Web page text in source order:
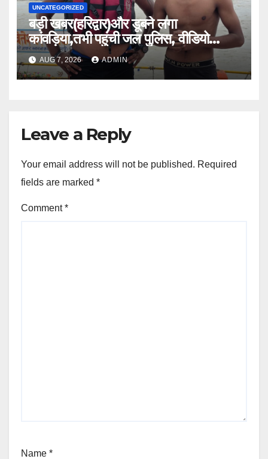
UNCATEGORIZED
बड़ी खबर(हरिद्वार)और डूबने लगा
कांवड़िया,तभी पहुंची जल पुलिस, वीडियो
वायरल।।
AUG 7, 2026 ADMIN
Leave a Reply
Your email address will not be published. Required
fields are marked *
Comment*
Name *